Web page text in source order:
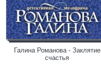
Галина Романова - Заклятие
счастья